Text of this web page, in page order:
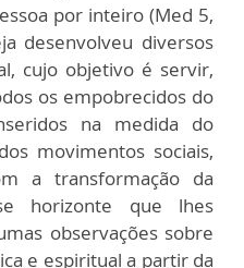
por inteiro (Med 5,
desenvolveu diversos
cujo objetivo é servir,
os empobrecidos do
na medida do
movimentos sociais,
a transformação da
horizonte que lhes
observações sobre
e espiritual a partir da